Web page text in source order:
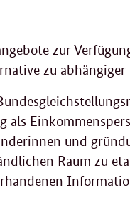
zur
zu abhängiger
als
und
Raum zu